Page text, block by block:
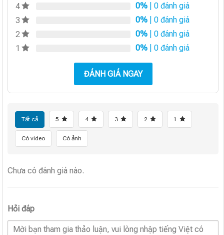
4
0% | 0 đánh giá
3
0% | 0 đánh giá
2
0% | 0 đánh giá
1
0% | 0 đánh giá
ĐÁNH GIÁ NGAY
Tất cả 5 4 3 2 1
Có video Có ảnh
Chưa có đánh giá nào.
Hỏi đáp